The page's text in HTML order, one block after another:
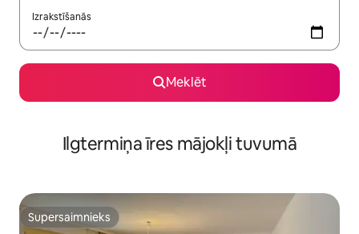
Izrakstīšanās
Meklēt
Ilgtermiņa īres mājokļi tuvumā
Supersaimnieks
Supersaimnieks